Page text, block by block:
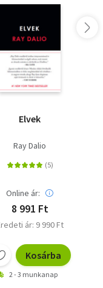
Elvek
Ray Dalio
Online ár:
8 991 Ft
ár: 9 990 Ft
Kosárba
2 - 3 munkanap